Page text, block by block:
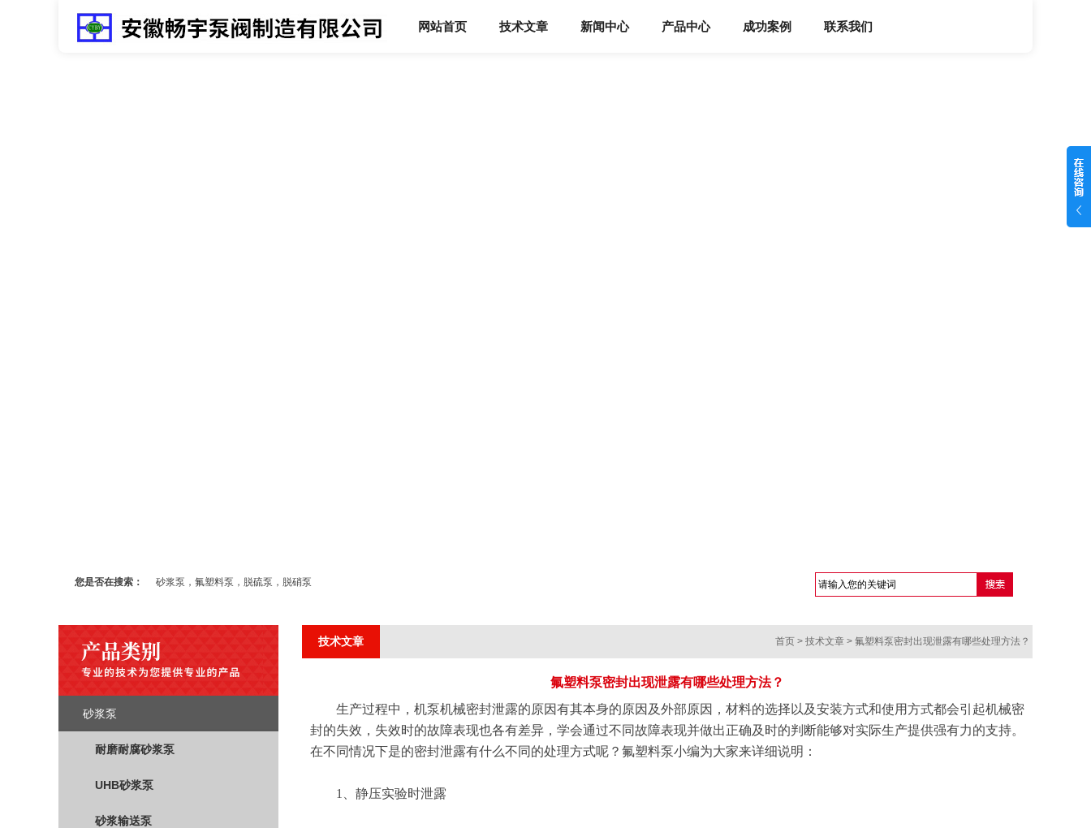
网站首页 技术文章 新闻中心 产品中心 成功案例 联系我们
您是否在搜索： 砂浆泵，氟塑料泵，脱硫泵，脱硝泵
砂浆泵
耐磨耐腐砂浆泵
UHB砂浆泵
砂浆输送泵
技术文章 首页 > 技术文章 > 氟塑料泵密封出现泄露有哪些处理方法？
氟塑料泵密封出现泄露有哪些处理方法？
生产过程中，机泵机械密封泄露的原因有其本身的原因及外部原因，材料的选择以及安装方式和使用方式都会引起机械密
封的失效，失效时的故障表现也各有差异，学会通过不同故障表现并做出正确及时的判断能够对实际生产提供强有力的支持。
在不同情况下是的密封泄露有什么不同的处理方式呢？氟塑料泵小编为大家来详细说明：
1、静压实验时泄露